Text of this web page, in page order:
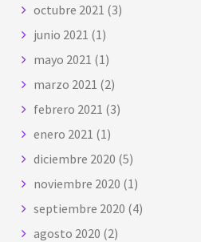
octubre 2021 (3)
junio 2021 (1)
mayo 2021 (1)
marzo 2021 (2)
febrero 2021 (3)
enero 2021 (1)
diciembre 2020 (5)
noviembre 2020 (1)
septiembre 2020 (4)
agosto 2020 (2)